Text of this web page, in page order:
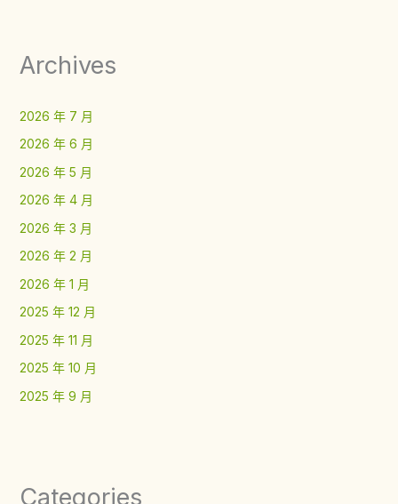
Archives
2026 年 7 月
2026 年 6 月
2026 年 5 月
2026 年 4 月
2026 年 3 月
2026 年 2 月
2026 年 1 月
2025 年 12 月
2025 年 11 月
2025 年 10 月
2025 年 9 月
Categories